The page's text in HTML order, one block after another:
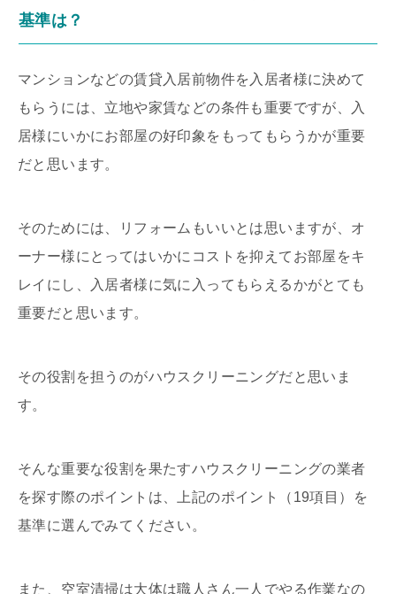
基準は？
マンションなどの賃貸入居前物件を入居者様に決めて
もらうには、立地や家賃などの条件も重要ですが、入
居様にいかにお部屋の好印象をもってもらうかが重要
だと思います。
そのためには、リフォームもいいとは思いますが、オ
ーナー様にとってはいかにコストを抑えてお部屋をキ
レイにし、入居者様に気に入ってもらえるかがとても
重要だと思います。
その役割を担うのがハウスクリーニングだと思いま
す。
そんな重要な役割を果たすハウスクリーニングの業者
を探す際のポイントは、上記のポイント（19項目）を
基準に選んでみてください。
また、空室清掃は大体は職人さん一人でやる作業なの